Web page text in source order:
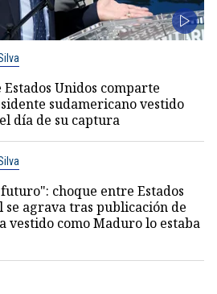
Estados Unidos comparte
sudamericano vestido
día de su captura
choque entre Estados
se agrava tras publicación de
vestido como Maduro lo estaba